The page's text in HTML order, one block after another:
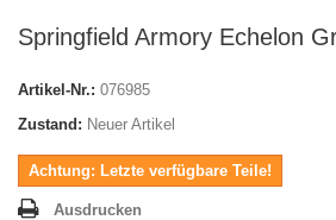
Springfield Armory Echelon
Artikel-Nr.: 076985
Zustand: Neuer Artikel
Achtung: Letzte verfügbare Teile!
Ausdrucken